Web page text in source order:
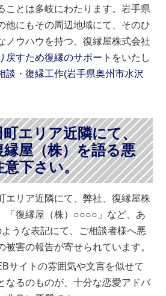
ことは多岐にわたります。岩手県
他にもその周辺地域にて、そのひ
ノウハウを持つ、復縁屋株式会社
戻すため復縁のサポート をいたし
談・復縁工作(岩手県奥州市水沢
町エリア近隣にて、
屋（株）を語る悪
意下さい。
エリア近隣にて、弊社、復縁屋株
「復縁屋（株）○○○○」など、あ
うな表記にて、ご相談者様へ悪
被害の報告が寄せられています。
サイトの雰囲気や文言を似せて
なるのものが、十分な恋愛アドバ